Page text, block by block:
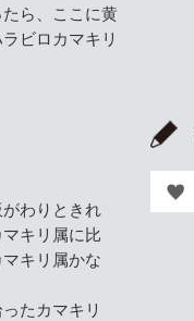
ら、ここに黄
ビロカマキリ
わりときれ
キリ属に比
キリ属かな
たカマキリ